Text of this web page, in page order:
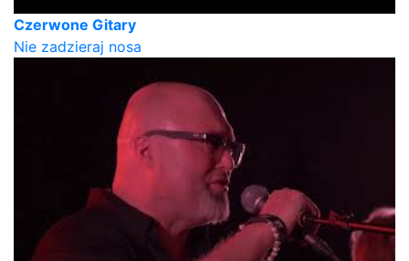
Czerwone Gitary
Nie zadzieraj nosa